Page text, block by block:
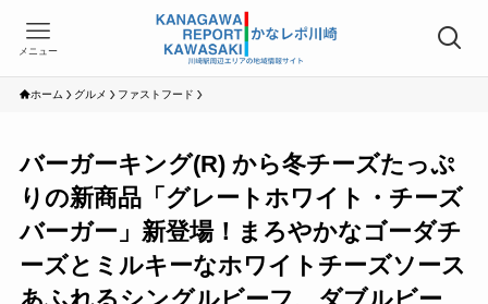
メニュー
ホーム グルメ ファストフード
バーガーキング(R) から冬チーズたっぷ
りの新商品「グレートホワイト・チーズ
バーガー」新登場！まろやかなゴーダチ
ーズとミルキーなホワイトチーズソース